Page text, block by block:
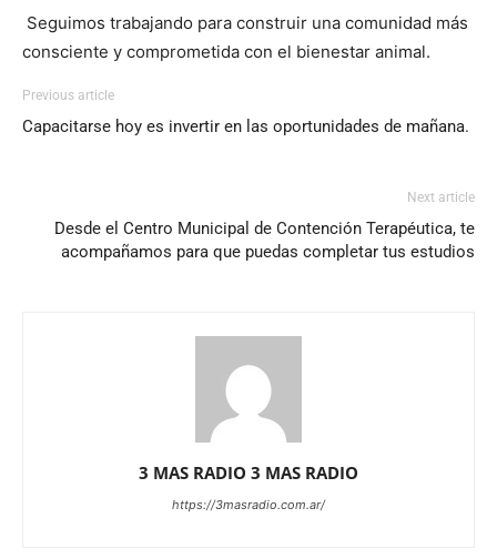
Seguimos trabajando para construir una comunidad más
consciente y comprometida con el bienestar animal.
Previous article
Capacitarse hoy es invertir en las oportunidades de mañana.
Next article
Desde el Centro Municipal de Contención Terapéutica, te
acompañamos para que puedas completar tus estudios
3 MAS RADIO 3 MAS RADIO
https://3masradio.com.ar/